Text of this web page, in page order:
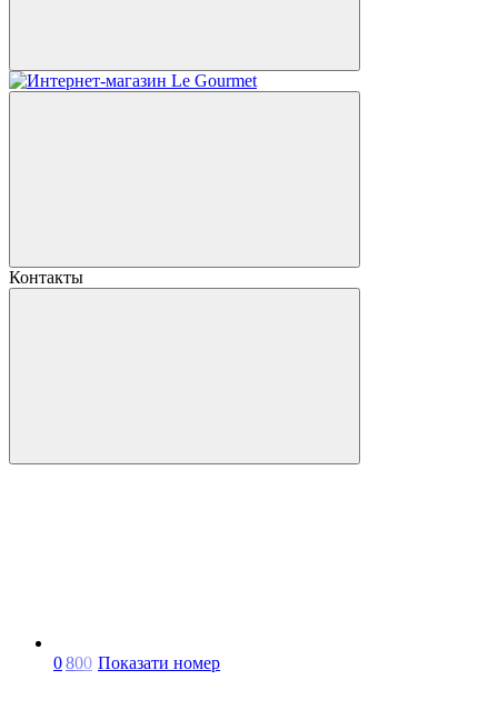
Контакты
0800 Показати номер